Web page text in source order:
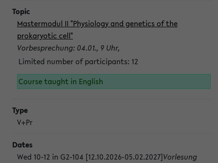
Mastermodul II "Physiology and genetics of the
prokaryotic cell"
Vorbesprechung: 04.01., 9 Uhr,
Limited number of participants: 12
Course taught in English
V+Pr
Wed 10-12 in G2-104 [12.10.2026-05.02.2027]Vorlesung